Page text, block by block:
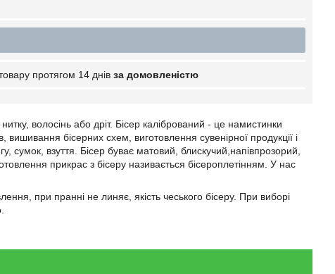
протягом 14 днів за домовленістю
волосінь або дріт. Бісер калібрований - це намистинки
бісерних схем, виготовлення сувенірної продукції і
сумок, взуття. Бісер буває матовий, блискучий,напівпрозорий,
прикрас з бісеру називається бісероплетінням. У нас
при пранні не линяє, якість чеського бісеру. При виборі